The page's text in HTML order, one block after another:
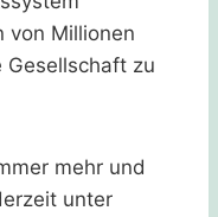
von Millionen
Gesellschaft zu
mehr und
unter